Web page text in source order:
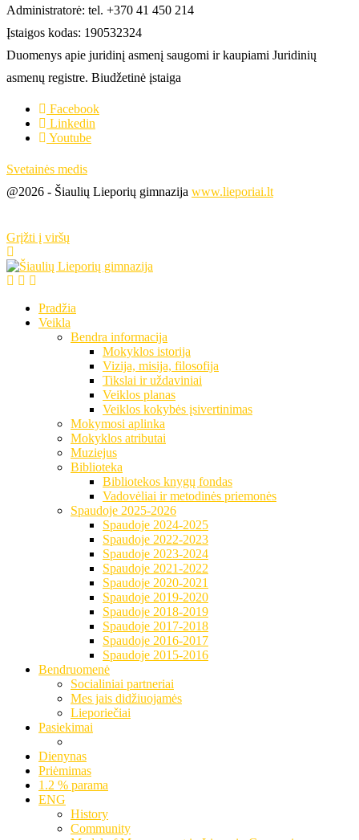
Administratorė: tel. +370 41 450 214
Įstaigos kodas: 190532324
Duomenys apie juridinį asmenį saugomi ir kaupiami Juridinių
asmenų registre. Biudžetinė įstaiga
Facebook
Linkedin
Youtube
Svetainės medis
@2026 - Šiaulių Lieporių gimnazija www.lieporiai.lt
Grįžti į viršų
Pradžia
Veikla
Bendra informacija
Mokyklos istorija
Vizija, misija, filosofija
Tikslai ir uždaviniai
Veiklos planas
Veiklos kokybės įsivertinimas
Mokymosi aplinka
Mokyklos atributai
Muziejus
Biblioteka
Bibliotekos knygų fondas
Vadovėliai ir metodinės priemonės
Spaudoje 2025-2026
Spaudoje 2024-2025
Spaudoje 2022-2023
Spaudoje 2023-2024
Spaudoje 2021-2022
Spaudoje 2020-2021
Spaudoje 2019-2020
Spaudoje 2018-2019
Spaudoje 2017-2018
Spaudoje 2016-2017
Spaudoje 2015-2016
Bendruomenė
Socialiniai partneriai
Mes jais didžiuojamės
Lieporiečiai
Pasiekimai
Dienynas
Priėmimas
1.2 % parama
ENG
History
Community